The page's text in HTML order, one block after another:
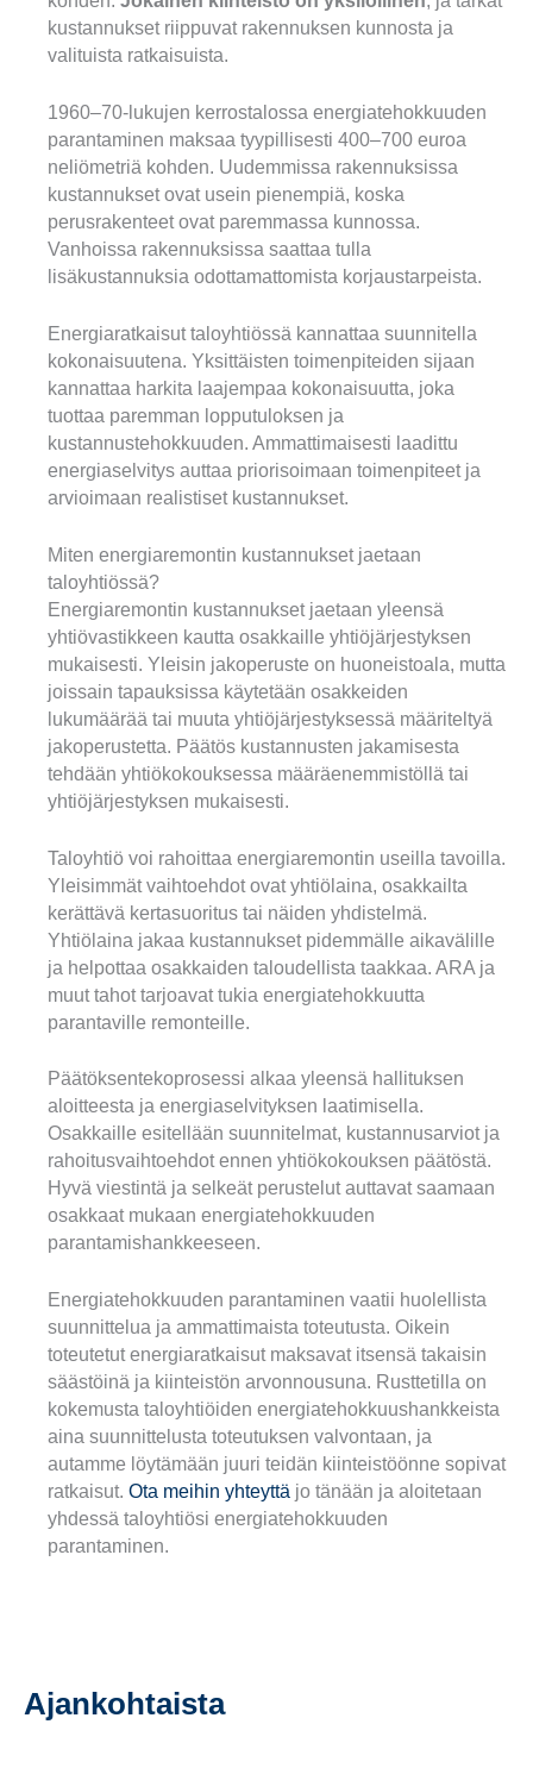
kustannukset riippuvat rakennuksen kunnosta ja
valituista ratkaisuista.
1960–70-lukujen kerrostalossa energiatehokkuuden
parantaminen maksaa tyypillisesti 400–700 euroa
neliömetriä kohden. Uudemmissa rakennuksissa
kustannukset ovat usein pienempiä, koska
perusrakenteet ovat paremmassa kunnossa.
Vanhoissa rakennuksissa saattaa tulla
lisäkustannuksia odottamattomista korjaustarpeista.
Energiaratkaisut taloyhtiössä kannattaa suunnitella
kokonaisuutena. Yksittäisten toimenpiteiden sijaan
kannattaa harkita laajempaa kokonaisuutta, joka
tuottaa paremman lopputuloksen ja
kustannustehokkuuden. Ammattimaisesti laadittu
energiaselvitys auttaa priorisoimaan toimenpiteet ja
arvioimaan realistiset kustannukset.
Miten energiaremontin kustannukset jaetaan
taloyhtiössä?
Energiaremontin kustannukset jaetaan yleensä
yhtiövastikkeen kautta osakkaille yhtiöjärjestyksen
mukaisesti. Yleisin jakoperuste on huoneistoala, mutta
joissain tapauksissa käytetään osakkeiden
lukumäärää tai muuta yhtiöjärjestyksessä määriteltyä
jakoperustetta. Päätös kustannusten jakamisesta
tehdään yhtiökokouksessa määräenemmistöllä tai
yhtiöjärjestyksen mukaisesti.
Taloyhtiö voi rahoittaa energiaremontin useilla tavoilla.
Yleisimmät vaihtoehdot ovat yhtiölaina, osakkailta
kerättävä kertasuoritus tai näiden yhdistelmä.
Yhtiölaina jakaa kustannukset pidemmälle aikavälille
ja helpottaa osakkaiden taloudellista taakkaa. ARA ja
muut tahot tarjoavat tukia energiatehokkuutta
parantaville remonteille.
Päätöksentekoprosessi alkaa yleensä hallituksen
aloitteesta ja energiaselvityksen laatimisella.
Osakkaille esitellään suunnitelmat, kustannusarviot ja
rahoitusvaihtoehdot ennen yhtiökokouksen päätöstä.
Hyvä viestintä ja selkeät perustelut auttavat saamaan
osakkaat mukaan energiatehokkuuden
parantamishankkeeseen.
Energiatehokkuuden parantaminen vaatii huolellista
suunnittelua ja ammattimaista toteutusta. Oikein
toteutetut energiaratkaisut maksavat itsensä takaisin
säästöinä ja kiinteistön arvonnousuna. Rusttetilla on
kokemusta taloyhtiöiden energiatehokkuushankkeista
aina suunnittelusta toteutuksen valvontaan, ja
autamme löytämään juuri teidän kiinteistöönne sopivat
ratkaisut. Ota meihin yhteyttä jo tänään ja aloitetaan
yhdessä taloyhtiösi energiatehokkuuden
parantaminen.
Ajankohtaista